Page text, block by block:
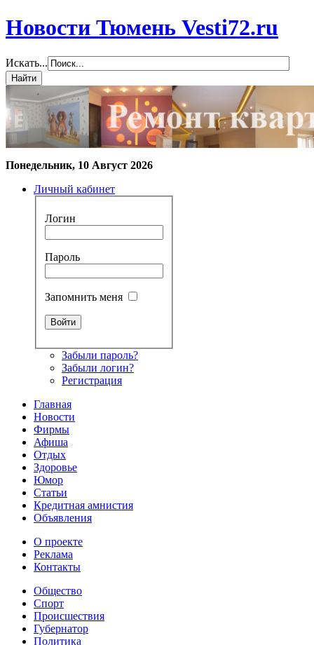
Новости Тюмень Vesti72.ru
Искать...
Понедельник, 10 Август 2026
Личный кабинет
Логин
Пароль
Запомнить меня
Забыли пароль?
Забыли логин?
Регистрация
Главная
Новости
Фирмы
Афиша
Отдых
Здоровье
Юмор
Статьи
Кредитная амнистия
Объявления
О проекте
Реклама
Контакты
Общество
Спорт
Происшествия
Губернатор
Политика